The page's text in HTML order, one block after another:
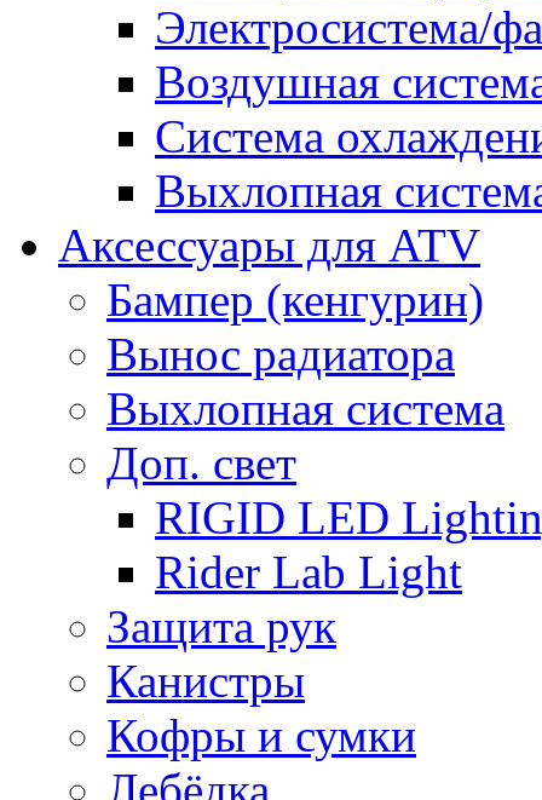
Электросистема/
Воздушная
Система
Выхлопная
Аксессуары для ATV
Бампер (кенгурин)
Вынос радиатора
Выхлопная система
Доп. свет
RIGID LED
Rider Lab Light
Защита рук
Канистры
Кофры и сумки
Лебёдка